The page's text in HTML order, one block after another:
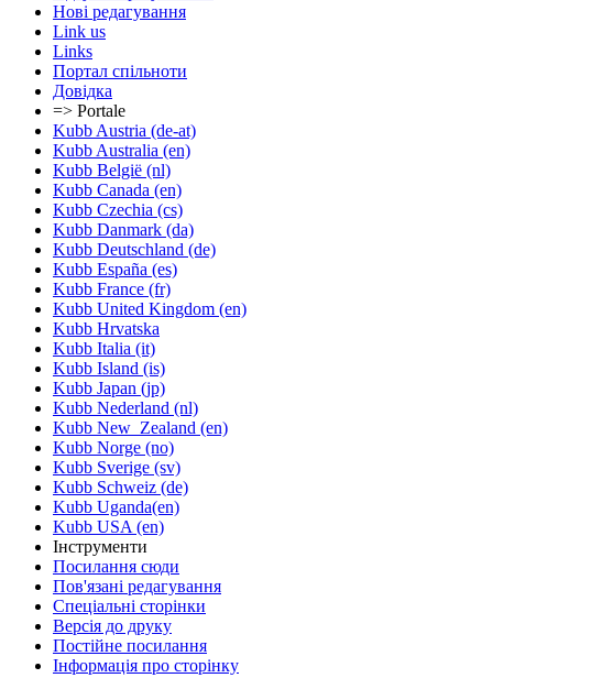
Нові редагування
Link us
Links
Портал спільноти
Довідка
=> Portale
Kubb Austria (de-at)
Kubb Australia (en)
Kubb België (nl)
Kubb Canada (en)
Kubb Czechia (cs)
Kubb Danmark (da)
Kubb Deutschland (de)
Kubb España (es)
Kubb France (fr)
Kubb United Kingdom (en)
Kubb Hrvatska
Kubb Italia (it)
Kubb Island (is)
Kubb Japan (jp)
Kubb Nederland (nl)
Kubb New_Zealand (en)
Kubb Norge (no)
Kubb Sverige (sv)
Kubb Schweiz (de)
Kubb Uganda(en)
Kubb USA (en)
Інструменти
Посилання сюди
Пов'язані редагування
Спеціальні сторінки
Версія до друку
Постійне посилання
Інформація про сторінку